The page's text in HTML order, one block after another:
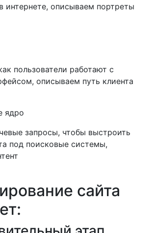
интернете, описываем портреты
пользователи работают с
описываем путь клиента
ядро
запросы, чтобы выстроить
под поисковые системы,
сайта